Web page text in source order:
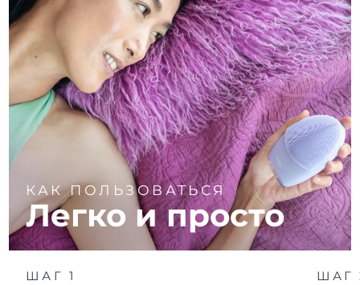
КАК ПОЛЬЗОВАТЬСЯ
Легко и просто
ШАГ 1 ШАГ